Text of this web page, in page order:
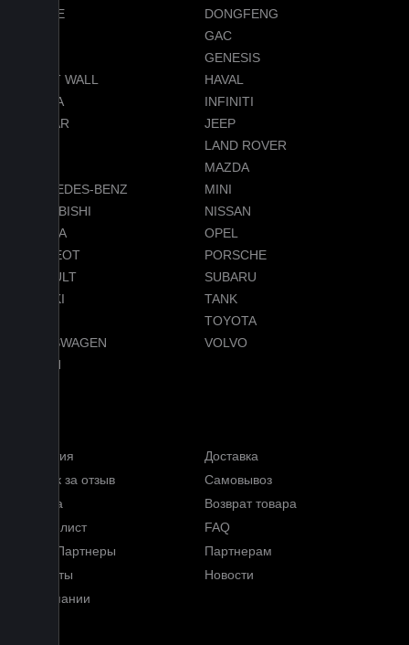
DODGE
DONGFENG
GAC
GENESIS
GREAT WALL
HAVAL
HONDA
INFINITI
JAGUAR
JEEP
LAND ROVER
MAZDA
MERCEDES-BENZ
MINI
MITSUBISHI
NISSAN
OMODA
OPEL
PEUGEOT
PORSCHE
RENAULT
SUBARU
SUZUKI
TANK
TOYOTA
VOLKSWAGEN
VOLVO
VOYAH
Гарантия
Доставка
Кэшбэк за отзыв
Самовывоз
Оплата
Возврат товара
Прайс-лист
FAQ
Наши Партнеры
Партнерам
Контакты
Новости
О компании